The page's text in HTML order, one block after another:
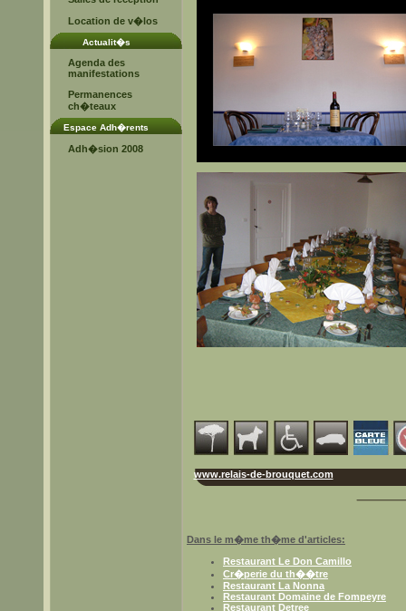
www.relais-de-brouquet.com
Dans le m�me th�me d'articles:
Restaurant Le Don Camillo
Cr�perie du th��tre
Restaurant La Nonna
Restaurant Domaine de Fompeyre
Restaurant Detree
Location de v�los
Actualit�s
Agenda des
manifestations
Permanences
ch�teaux
Espace Adh�rents
Adh�sion 2008